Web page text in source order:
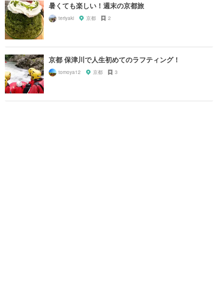
暑くても楽しい！週末の京都旅
teriyaki 京都 2
京都 保津川で人生初めてのラフティング！
tomoya12 京都 3